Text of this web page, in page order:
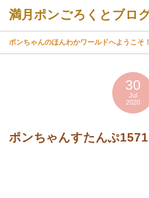
ポンちゃんのほんわかワールドへようこそ！
30
Jul
2020
ポンちゃんすたんぷ1571